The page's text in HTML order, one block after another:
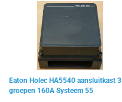
Eaton Holec HA5540 aansluitkast 3
groepen 160A Systeem 55